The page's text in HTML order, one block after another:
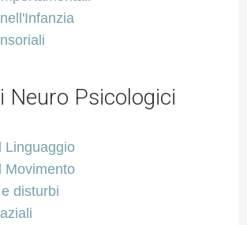
Neuro Psicologici
Linguaggio
Movimento
disturbi